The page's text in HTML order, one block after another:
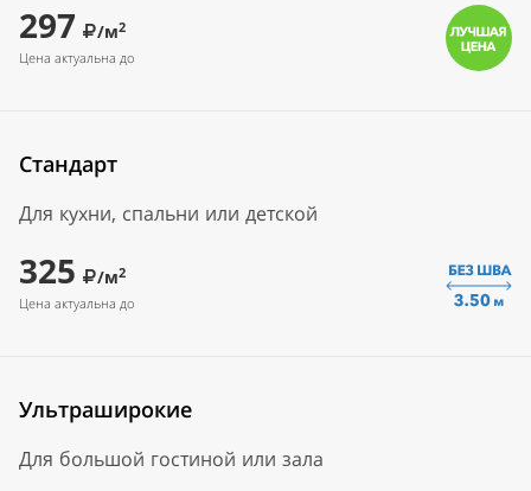
297 /м2
Цена актуальна до
Стандарт
Для кухни, спальни или детской
325 /м2
Цена актуальна до
Ультраширокие
Для большой гостиной или зала